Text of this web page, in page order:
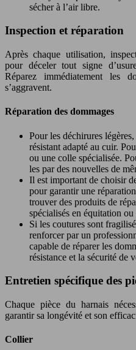
sécher à l’air libre.
Inspection et réparation
Après chaque utilisation,
pour déceler tout signe
Réparez immédiatement les
s’aggravent.
Réparation des dommages
Pour les déchirures
résistant adapté au cuir.
ou une colle spécialisée.
les par des nouvelles de
Il est important de choisir
pour garantir une
trouver des produits de
spécialisés en équitation ou
Si les coutures sont
renforcer par un
capable de réparer les
résistance et la sécurité de
Entretien spécifique des
Chaque pièce du harnais
garantir sa longévité et son
Collier